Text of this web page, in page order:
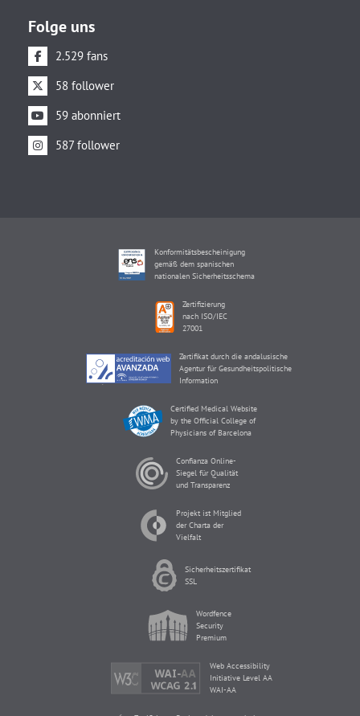
Folge uns
2.529 fans
58 follower
59 abonniert
587 follower
Konformitätsbescheinigung
gemäß dem spanischen
nationalen Sicherheitsschema
Zertifizierung
nach ISO/IEC
27001
Zertifikat durch die andalusische
Agentur für Gesundheitspolitische
Information
Certified Medical Website
by the Official College of
Physicians of Barcelona
Confianza Online-
Siegel für Qualität
und Transparenz
Projekt ist Mitglied
der Charta der
Vielfalt
Sicherheitszertifikat
SSL
Wordfence
Security
Premium
Web Accessibility
Initiative Level AA
WAI-AA